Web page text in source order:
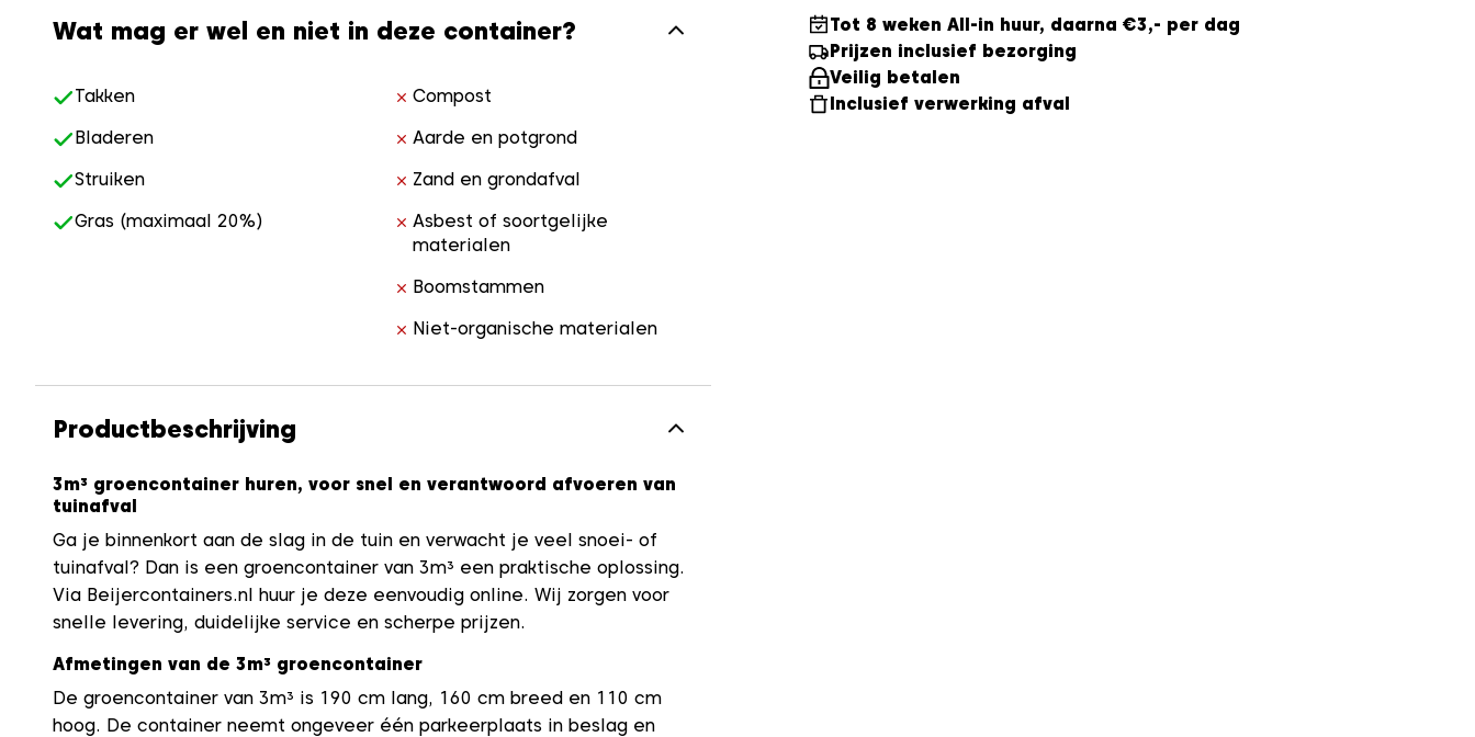
Tot 8 weken All-in huur, daarna €3,- per dag
Prijzen inclusief bezorging
Veilig betalen
Inclusief verwerking afval
Wat mag er wel en niet in deze container?
Takken
Bladeren
Struiken
Gras (maximaal 20%)
Compost
Aarde en potgrond
Zand en grondafval
Asbest of soortgelijke
materialen
Boomstammen
Niet-organische materialen
Productbeschrijving
3m³ groencontainer huren, voor snel en verantwoord afvoeren van
tuinafval
Ga je binnenkort aan de slag in de tuin en verwacht je veel snoei- of
tuinafval? Dan is een groencontainer van 3m³ een praktische oplossing.
Via Beijercontainers.nl huur je deze eenvoudig online. Wij zorgen voor
snelle levering, duidelijke service en scherpe prijzen.
Afmetingen van de 3m³ groencontainer
De groencontainer van 3m³ is 190 cm lang, 160 cm breed en 110 cm
hoog. De container neemt ongeveer één parkeerplaats in beslag en